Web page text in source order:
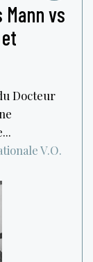
vs
Docteur
V.O.